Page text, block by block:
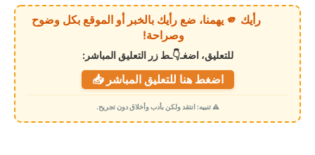
ي
م
ي
رأيك 🫵 يهمنا، ضع رأيك بالخبر أو الموقع بكل وضوح
وصراحة!
للتعليق، اضغـ👇ـط زر التعليق المباشر:
اضغط هنا للتعليق المباشر 📥
⚠️ تنبيه: انتقد ولكن بأدب وأخلاق دون تجريح.